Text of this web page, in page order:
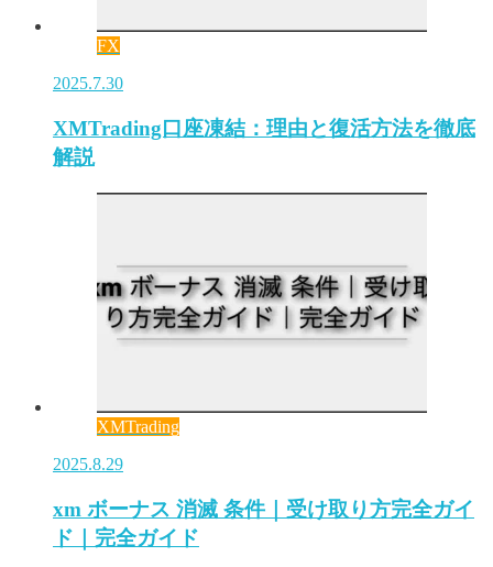
FX
2025.7.30
XMTrading口座凍結：理由と復活方法を徹底
解説
XMTrading
2025.8.29
xm ボーナス 消滅 条件｜受け取り方完全ガイ
ド｜完全ガイド